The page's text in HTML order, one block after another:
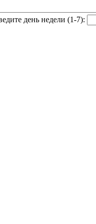
день недели (1-7):